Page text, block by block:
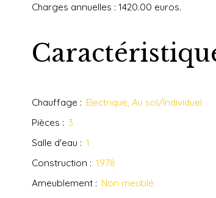
Charges annuelles : 1420.00 euros.
Chauffage : Electrique, Au sol/Individuel
Pièces : 3
Salle d'eau : 1
Construction : 1978
Ameublement : Non meublé